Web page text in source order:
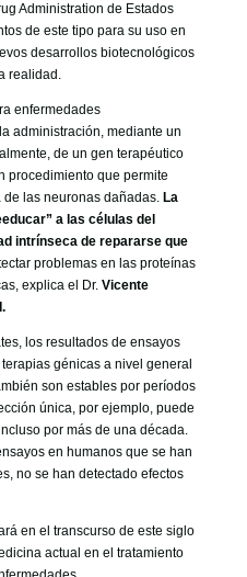
Administration de Estados
de este tipo para su uso en
desarrollos biotecnológicos
realidad.
enfermedades
administración, mediante un
de un gen terapéutico
procedimiento que permite
las neuronas dañadas. La
a las células del
intrínseca de repararse que
problemas en las proteínas
explica el Dr. Vicente
los resultados de ensayos
génicas a nivel general
son estables por períodos
única, por ejemplo, puede
por más de una década.
en humanos que se han
no se han detectado efectos
en el transcurso de este siglo
actual en el tratamiento